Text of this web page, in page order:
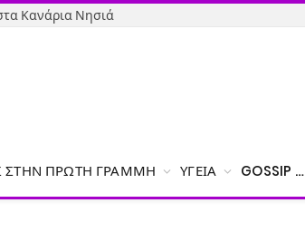
Κανάρια Νησιά
ΣΤΗΝ ΠΡΏΤΗ ΓΡΑΜΜΉ ΥΓΕΊΑ GOSSIP …